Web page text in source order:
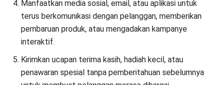
dalam satu kali pesanan
Loyalty points management: Aplikasi loyalty program
yang mampu mengelola program loyalitas kepada
pelanggan perusahaan retail melalui software CRM,
POS, dan Sales.
Email marketing management:Segmentasikan